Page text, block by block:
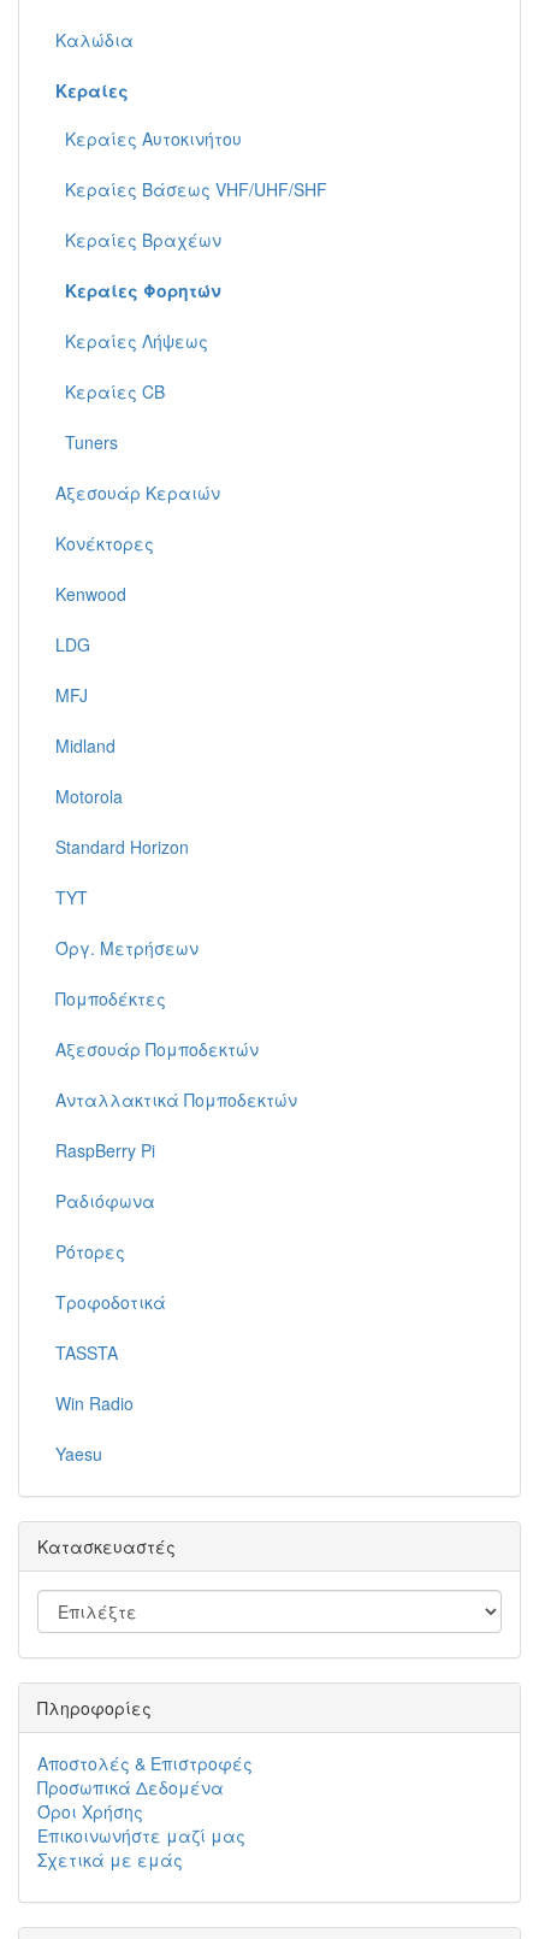
Καλώδια
Κεραίες
Κεραίες Αυτοκινήτου
Κεραίες Βάσεως VHF/UHF/SHF
Κεραίες Βραχέων
Κεραίες Φορητών
Κεραίες Λήψεως
Κεραίες CB
Tuners
Αξεσουάρ Κεραιών
Κονέκτορες
Kenwood
LDG
MFJ
Midland
Motorola
Standard Horizon
TYT
Όργ. Μετρήσεων
Πομποδέκτες
Αξεσουάρ Πομποδεκτών
Ανταλλακτικά Πομποδεκτών
RaspBerry Pi
Ραδιόφωνα
Ρότορες
Τροφοδοτικά
TASSTA
Win Radio
Yaesu
Κατασκευαστές
Πληροφορίες
Αποστολές & Επιστροφές
Προσωπικά Δεδομένα
Όροι Χρήσης
Επικοινωνήστε μαζί μας
Σχετικά με εμάς